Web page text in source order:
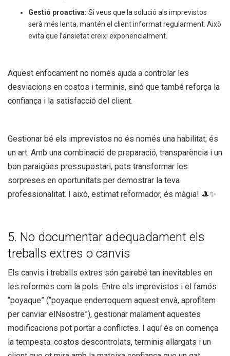
Gestió proactiva: Si veus que la solució als imprevistos
serà més lenta, mantén el client informat regularment. Això
evita que l’ansietat creixi exponencialment.
Aquest enfocament no només ajuda a controlar les
desviacions en costos i terminis, sinó que també reforça la
confiança i la satisfacció del client.
Gestionar bé els imprevistos no és només una habilitat; és
un art. Amb una combinació de preparació, transparència i un
bon paraigües pressupostari, pots transformar les
sorpreses en oportunitats per demostrar la teva
professionalitat. I això, estimat reformador, és màgia! 🎩✨
5. No documentar adequadament els
treballs extres o canvis
Els canvis i treballs extres són gairebé tan inevitables en
les reformes com la pols. Entre els imprevistos i el famós
“poyaque” (“poyaque enderroquem aquest envà, aprofitem
per canviar elNsostre”), gestionar malament aquestes
modificacions pot portar a conflictes. I aquí és on comença
la tempesta: costos descontrolats, terminis allargats i un